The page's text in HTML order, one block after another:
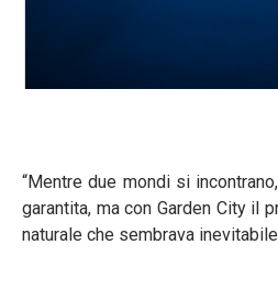
“Mentre due mondi si
garantita, ma con Garden City il
naturale che sembrava